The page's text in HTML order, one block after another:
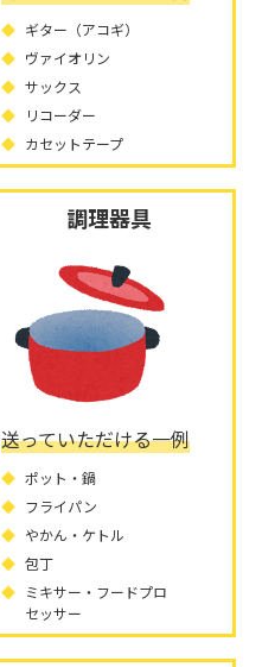
ギター（アコギ）
ヴァイオリン
サックス
リコーダー
カセットテープ
調理器具
送っていただける一例
ポット・鍋
フライパン
やかん・ケトル
包丁
ミキサー・フードプロ
セッサー